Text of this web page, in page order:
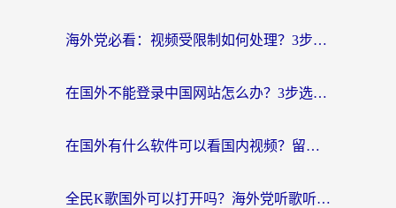
海外党必看：视频受限制如何处理？3步解决国内剧番“看不了”难题
在国外不能登录中国网站怎么办？3步选对回国加速器，无缝刷剧、办业务
在国外有什么软件可以看国内视频？留学生亲测的追剧救星来了
全民K歌国外可以打开吗？海外党听歌听书无限制的实用指南